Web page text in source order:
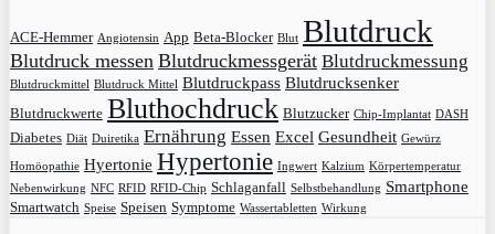
ACE-Hemmer Angiotensin App Beta-Blocker Blut Blutdruck
Blutdruck messen Blutdruckmessgerät Blutdruckmessung
Blutdruckmittel Blutdruck Mittel Blutdruckpass Blutdrucksenker
Blutdruckwerte Bluthochdruck Blutzucker Chip-Implantat DASH
Diabetes Diät Duiretika Ernährung Essen Excel Gesundheit Gewürz
Homöopathie Hyertonie Hypertonie Ingwert Kalzium Körpertemperatur
Nebenwirkung NFC RFID RFID-Chip Schlaganfall Selbstbehandlung Smartphone
Smartwatch Speise Speisen Symptome Wassertabletten Wirkung